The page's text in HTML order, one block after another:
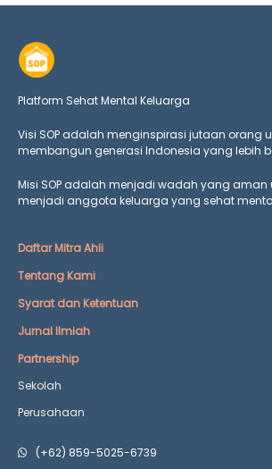
Platform Sehat Mental Keluarga
Visi SOP adalah menginspirasi jutaan orang
membangun generasi Indonesia yang lebih
Misi SOP adalah menjadi wadah yang aman
menjadi anggota keluarga yang sehat
Daftar Mitra Ahli
Tentang Kami
Syarat dan Ketentuan
Jurnal Ilmiah
Partnership
Sekolah
Perusahaan
(+62) 859-5025-6739